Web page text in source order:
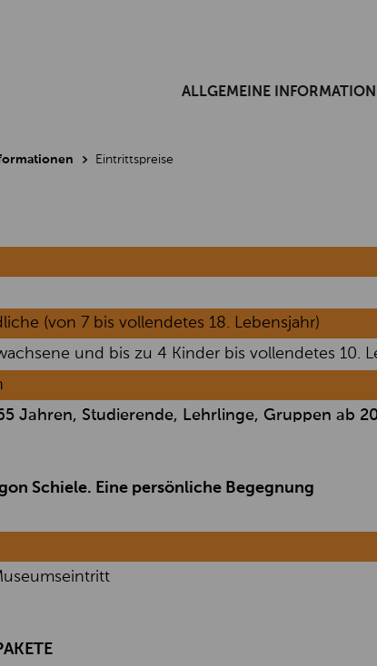
ALLGEMEINE
Eintrittspreise
(von 7 bis vollendetes 18. Lebensjahr)
und bis zu 4 Kinder bis vollendetes 10.
Jahren, Studierende, Lehrlinge, Gruppen ab
Schiele. Eine persönliche Begegnung